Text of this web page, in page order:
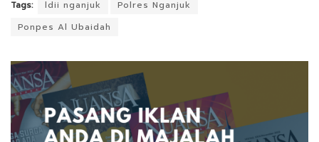
Tags: ldii nganjuk
Polres Nganjuk
Ponpes Al Ubaidah